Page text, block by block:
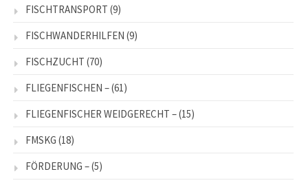
FISCHTRANSPORT (9)
FISCHWANDERHILFEN (9)
FISCHZUCHT (70)
FLIEGENFISCHEN –(61)
FLIEGENFISCHER WEIDGERECHT –(15)
FMSKG (18)
FÖRDERUNG –(5)